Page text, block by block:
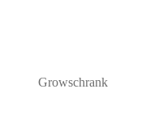
Growschrank